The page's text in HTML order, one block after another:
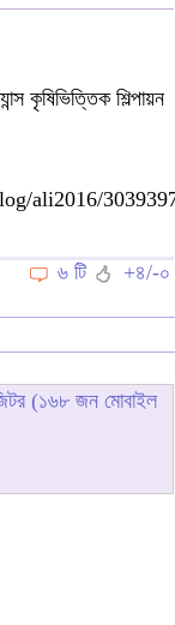
কৃষিভিত্তিক শিল্পায়ন
ali2016/
৬ টি
+৪/-০
(১৬৮ জন মোবাইল